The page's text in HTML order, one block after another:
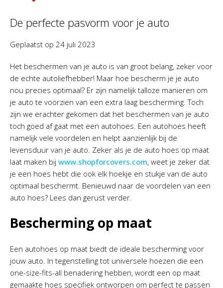
De perfecte pasvorm voor je auto
Geplaatst op 24 juli 2023
Het beschermen van je auto is van groot belang, zeker voor
de echte autoliefhebber! Maar hoe bescherm je je auto
nou precies optimaal? Er zijn namelijk talloze manieren om
je auto te voorzien van een extra laag bescherming. Toch
zijn we erachter gekomen dat het beschermen van je auto
toch goed af gaat met een autohoes. Een autohoes heeft
namelijk vele voordelen en helpt aanzienlijk bij de
levensduur van je auto. Zeker als je de auto hoes op maat
laat maken bij www.shopforcovers.com, weet je zeker dat
je een hoes hebt die ook elk hoekje en stukje van de auto
optimaal beschermt. Benieuwd naar de voordelen van een
auto hoes? Lees dan gerust verder.
Bescherming op maat
Een autohoes op maat biedt de ideale bescherming voor
jouw auto. In tegenstelling tot universele hoezen die een
one-size-fits-all benadering hebben, wordt een op maat
gemaakte hoes specifiek ontworpen om perfect te passen